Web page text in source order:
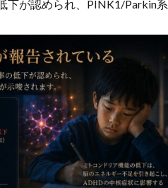
下が認められ、PINK1/Parkin系